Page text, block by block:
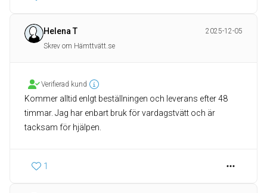
Helena T
2025-12-05
Skrev om Hämttvätt.se
Verifierad kund
Kommer alltid enlgt beställningen och leverans efter 48
timmar. Jag har enbart bruk för vardagstvätt och är
tacksam för hjälpen.
1